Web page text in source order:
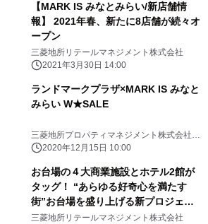
【MARK IS みなとみらい/新店舗情
報】 2021年春、新たに8店舗が続々オ
ープン
三菱地所リテールマネジメント株式会社
2021年3月30日 14:00
ランドマークプラザ×MARK IS みなと
みらい W★SALE
三菱地所プロパティマネジメント株式会社
三菱地所リテールマネジメント株式会社
2020年12月15日 10:00
お台場の４大商業施設とホテル2館が
タッグ！ “あらゆる好奇心を満たす
街”お台場を盛り上げる新プロジェク
ト 『エンターテイメントアイランドお
三菱地所リテールマネジメント株式会社